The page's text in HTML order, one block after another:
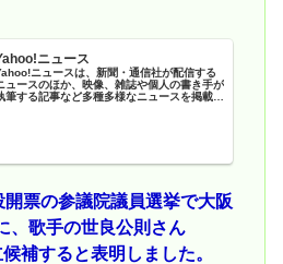
ニュース
ニュースは、新聞・通信社が配信する
ュースのほか、映像、雑誌や個人の書き手が
筆する記事など多種多様なニュースを掲載し
票の参議院議員選挙で大阪
、歌手の世良公則さん
補すると表明しました。